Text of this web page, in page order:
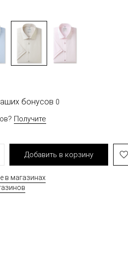
бонусов 0
Получите
Добавить в корзину
в магазинах